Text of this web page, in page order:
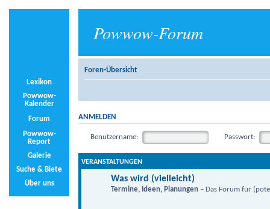
Powwow-Forum
Lexikon
Powwow-
Kalender
Forum
Powwow-
Report
Galerie
Suche & Biete
Über uns
Foren-Übersicht
ANMELDEN
Benutzername: Passwort:
VERANSTALTUNGEN
Was wird (vielleicht)
Termine, Ideen, Planungen – Das Forum für